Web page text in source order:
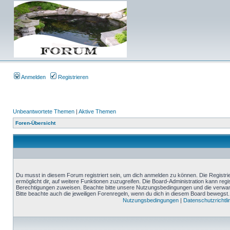
Anmelden Registrieren
Unbeantwortete Themen | Aktive Themen
Foren-Übersicht
Du musst in diesem Forum registriert sein, um dich anmelden zu können. Die
ermöglicht dir, auf weitere Funktionen zuzugreifen. Die Board-Administration kann
Berechtigungen zuweisen. Beachte bitte unsere Nutzungsbedingungen und die
Bitte beachte auch die jeweiligen Forenregeln, wenn du dich in diesem Board bewegst.
Nutzungsbedingungen |